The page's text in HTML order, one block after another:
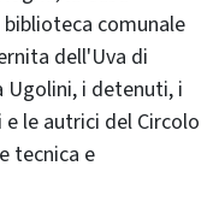
biblioteca comunale
dell'Uva di
Ugolini, i detenuti, i
le autrici del Circolo
tecnica e